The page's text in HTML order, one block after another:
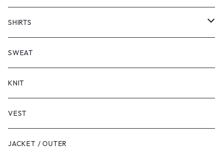
SHORT SLEEVE
LONG SLEEVE
SHIRTS
SHORT SLEEVE
LONG SLEEVE
SWEAT
KNIT
VEST
JACKET / OUTER